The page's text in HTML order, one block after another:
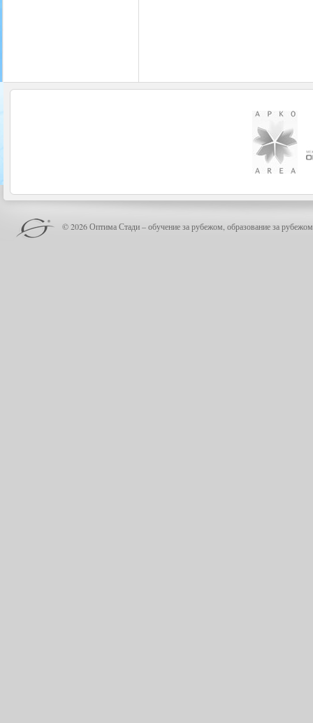
© 2026 Оптима Стади – обучение за рубежом, образование за